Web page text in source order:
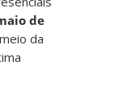
de
da